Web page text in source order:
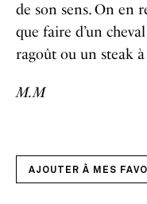
de son sens. On en
que faire d’un
ragoût ou un steak
M.M
AJOUTER À MES